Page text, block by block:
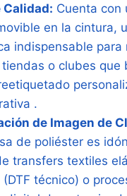
Calidad: Cuenta con
en la cintura,
indispensable para
o clubes que
.
de Imagen de
de poliéster es
transfers textiles
técnico) o